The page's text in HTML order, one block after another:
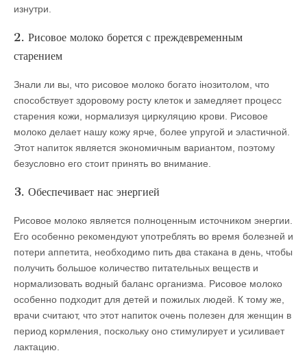
изнутри.
2. Рисовое молоко борется с преждевременным
старением
Знали ли вы, что рисовое молоко богато інозитолом, что
способствует здоровому росту клеток и замедляет процесс
старения кожи, нормализуя циркуляцию крови. Рисовое
молоко делает нашу кожу ярче, более упругой и эластичной.
Этот напиток является экономичным вариантом, поэтому
безусловно его стоит принять во внимание.
3. Обеспечивает нас энергией
Рисовое молоко является полноценным источником энергии.
Его особенно рекомендуют употреблять во время болезней и
потери аппетита, необходимо пить два стакана в день, чтобы
получить большое количество питательных веществ и
нормализовать водный баланс организма. Рисовое молоко
особенно подходит для детей и пожилых людей. К тому же,
врачи считают, что этот напиток очень полезен для женщин в
период кормления, поскольку оно стимулирует и усиливает
лактацию.